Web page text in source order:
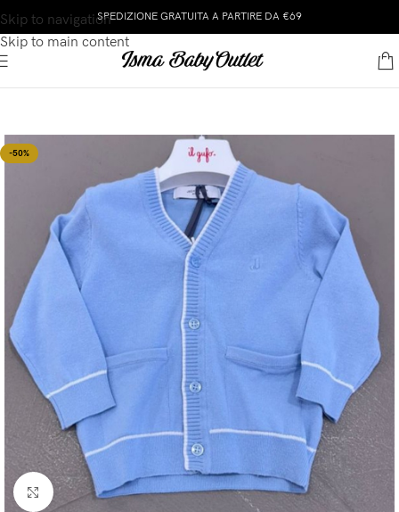
Skip to navigation
Skip to main content
SPEDIZIONE GRATUITA A PARTIRE DA €69
-50%
Click to enlarge